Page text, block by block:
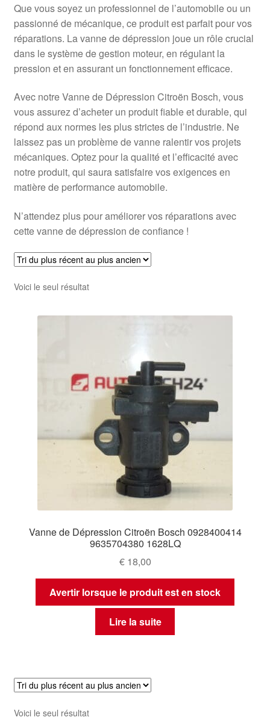
Plainte
Politique de confidentialité
Procédure de Réclamation
Termes et conditions
Que vous soyez un professionnel de l’automobile ou un
passionné de mécanique, ce produit est parfait pour vos
réparations. La vanne de dépression joue un rôle crucial
dans le système de gestion moteur, en régulant la
pression et en assurant un fonctionnement efficace.
Avec notre Vanne de Dépression Citroën Bosch, vous
vous assurez d’acheter un produit fiable et durable, qui
répond aux normes les plus strictes de l’industrie. Ne
laissez pas un problème de vanne ralentir vos projets
mécaniques. Optez pour la qualité et l’efficacité avec
notre produit, qui saura satisfaire vos exigences en
matière de performance automobile.
N’attendez plus pour améliorer vos réparations avec
cette vanne de dépression de confiance !
Voici le seul résultat
Vanne de Dépression Citroën Bosch 0928400414
9635704380 1628LQ
€18,00
Avertir lorsque le produit est en stock
Lire la suite
Voici le seul résultat